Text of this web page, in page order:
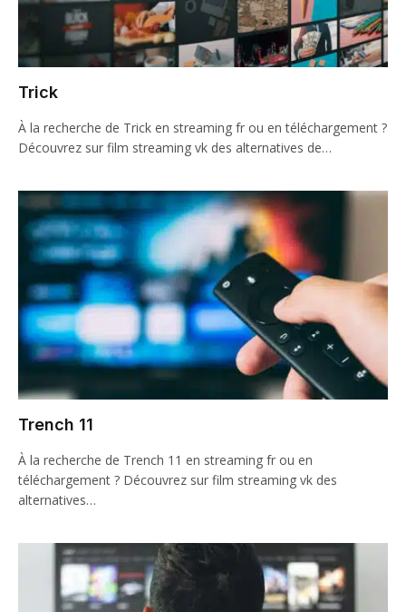
Trick
À la recherche de Trick en streaming fr ou en téléchargement ?
Découvrez sur film streaming vk des alternatives de…
Trench 11
À la recherche de Trench 11 en streaming fr ou en
téléchargement ? Découvrez sur film streaming vk des
alternatives…